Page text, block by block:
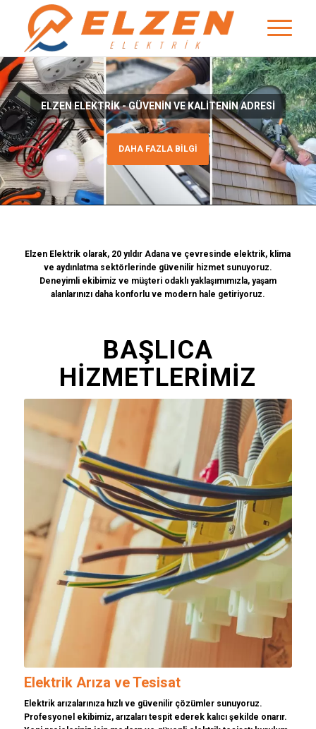
ELZEN ELEKTRIK - GÜVENIN VE KALITENIN ADRESI
DAHA FAZLA BİLGİ
Elzen Elektrik olarak, 20 yıldır Adana ve çevresinde elektrik, klima
ve aydınlatmasektörlerinde güvenilir hizmet sunuyoruz.
Deneyimli ekibimiz ve müşteri odaklı yaklaşımımızla, yaşam
alanlarınızı daha konforlu ve modern hale getiriyoruz.
BAŞLICA
HİZMETLERİMİZ
Elektrik Arıza ve Tesisat
Elektrik arızalarınıza hızlı ve güvenilir çözümler sunuyoruz.
Profesyonel ekibimiz, arızaları tespit ederek kalıcı şekilde onarır.